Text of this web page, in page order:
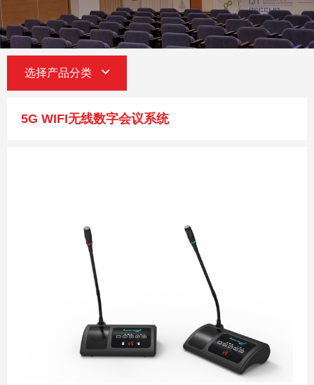
新闻中心
联系我们
选择产品分类
5G WIFI无线数字会议系统